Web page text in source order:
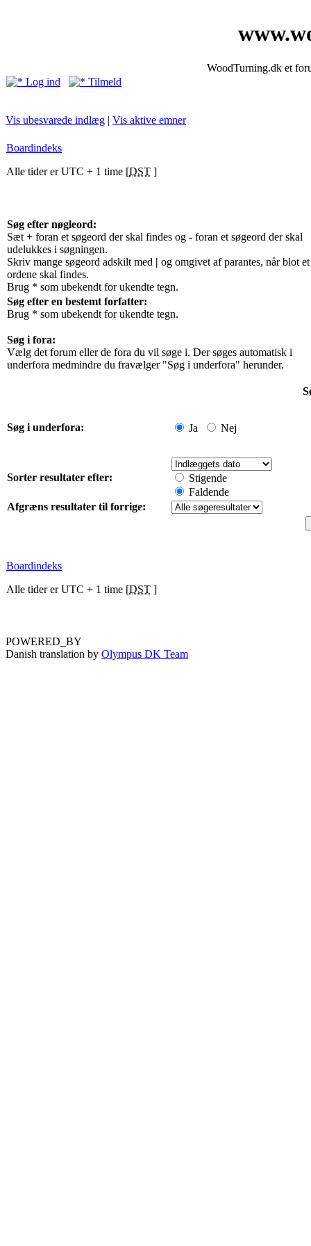
WoodTurning.dk et
Log ind
Tilmeld
Vis ubesvarede indlæg | Vis aktive emner
Boardindeks
Alle tider er UTC + 1 time [DST ]
Søg efter nøgleord:
Sæt + foran et søgeord der skal findes og - foran et søgeord der skal
udelukkes i søgningen.
Skriv mange søgeord adskilt med | og omgivet af parantes, når blot
ordene skal findes.
Brug * som ubekendt for ukendte tegn.
Søg efter en bestemt forfatter:
Brug * som ubekendt for ukendte tegn.
Søg i fora:
Vælg det forum eller de fora du vil søge i. Der søges automatisk i
underfora medmindre du fravælger "Søg i underfora" herunder.
Søg i underfora: Ja Nej
Sorter resultater efter:
Stigende
Faldende
Afgræns resultater til forrige:
Boardindeks
Alle tider er UTC + 1 time [DST ]
POWERED_BY
Danish translation by Olympus DK Team